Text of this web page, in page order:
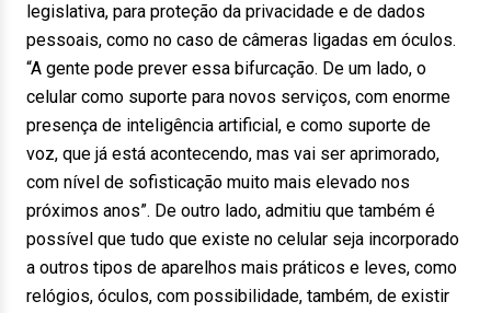
legislativa, para proteção da privacidade e de dados
pessoais, como no caso de câmeras ligadas em óculos.
“A gente pode prever essa bifurcação. De um lado, o
celular como suporte para novos serviços, com enorme
presença de inteligência artificial, e como suporte de
voz, que já está acontecendo, mas vai ser aprimorado,
com nível de sofisticação muito mais elevado nos
próximos anos”. De outro lado, admitiu que também é
possível que tudo que existe no celular seja incorporado
a outros tipos de aparelhos mais práticos e leves, como
relógios, óculos, com possibilidade, também, de existir